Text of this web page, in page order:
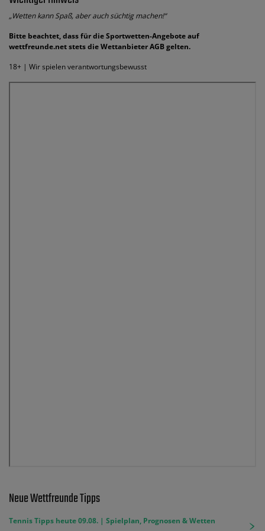
„Wetten kann Spaß, aber auch süchtig machen!“
Bitte beachtet, dass für die Sportwetten-Angebote auf
wettfreunde.net stets die Wettanbieter AGB gelten.
18+ | Wir spielen verantwortungsbewusst
Neue Wettfreunde Tipps
Tennis Tipps heute 09.08. | Spielplan, Prognosen & Wetten